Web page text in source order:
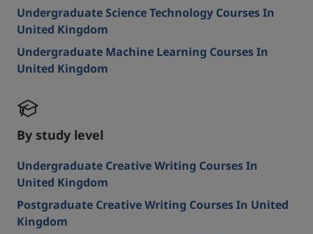
Undergraduate Science Technology Courses In
United Kingdom
Undergraduate Machine Learning Courses In
United Kingdom
By study level
Undergraduate Creative Writing Courses In
United Kingdom
Postgraduate Creative Writing Courses In United
Kingdom